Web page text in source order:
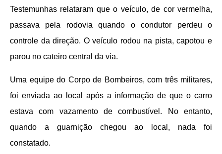
Testemunhas relataram que o veículo, de cor vermelha,
passava pela rodovia quando o condutor perdeu o
controle da direção. O veículo rodou na pista, capotou e
parou no cateiro central da via.
Uma equipe do Corpo de Bombeiros, com três militares,
foi enviada ao local após a informação de que o carro
estava com vazamento de combustível. No entanto,
quando a guarnição chegou ao local, nada foi
constatado.